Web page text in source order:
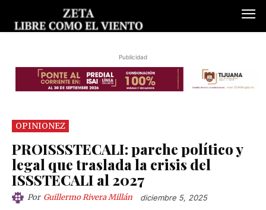
Publicidad
OPINIONEZ
PROISSSTECALI: parche político y
legal que traslada la crisis del
ISSSTECALI al 2027
Por Guillermo Rivera Millán diciembre 5, 2025